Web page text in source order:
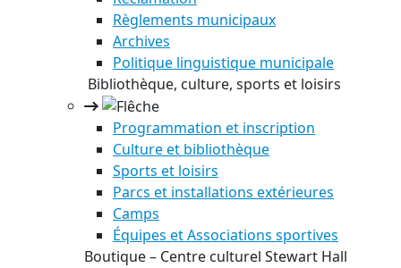
Règlements municipaux
Archives
Politique linguistique municipale
Bibliothèque, culture, sports et loisirs
Programmation et inscription
Culture et bibliothèque
Sports et loisirs
Parcs et installations extérieures
Camps
Équipes et Associations sportives
Boutique – Centre culturel Stewart Hall